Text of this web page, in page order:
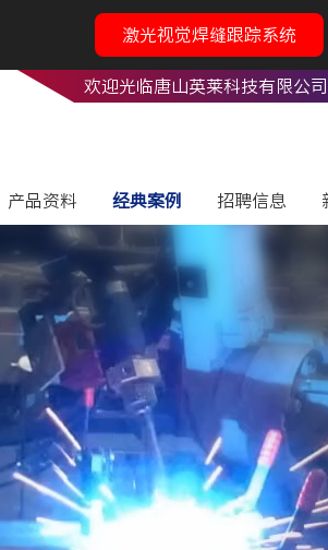
激光视觉焊缝跟踪系统
欢迎光临唐山英莱科技有限公司
产品资料 经典案例 招聘信息